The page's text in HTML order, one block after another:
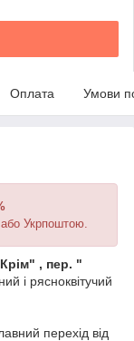
Оплата Умови
Укрпоштою.
, пер. "
і рясноквітучий
перехід від